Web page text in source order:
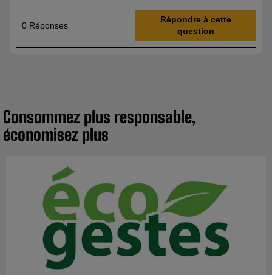
Consommez plus responsable,
économisez plus